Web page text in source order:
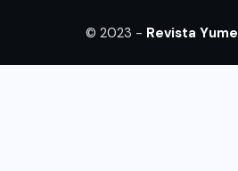
© 2023 - Revista Yume